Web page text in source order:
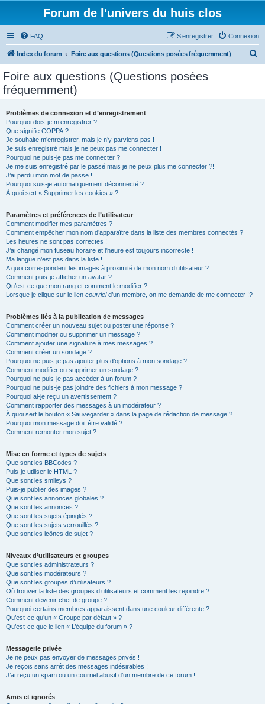
Forum de l'univers du huis clos
FAQ Connexion
S’enregistrer
Index du forum Foire aux questions (Questions posées fréquemment)
Foire aux questions (Questions posées
fréquemment)
Problèmes de connexion et d’enregistrement
Pourquoi dois-je m’enregistrer ?
Que signifie COPPA ?
Je souhaite m’enregistrer, mais je n’y parviens pas !
Je suis enregistré mais je ne peux pas me connecter !
Pourquoi ne puis-je pas me connecter ?
Je me suis enregistré par le passé mais je ne peux plus me connecter ?!
J’ai perdu mon mot de passe !
Pourquoi suis-je automatiquement déconnecté ?
À quoi sert « Supprimer les cookies » ?
Paramètres et préférences de l’utilisateur
Comment modifier mes paramètres ?
Comment empêcher mon nom d’apparaître dans la liste des membres connectés ?
Les heures ne sont pas correctes !
J’ai changé mon fuseau horaire et l’heure est toujours incorrecte !
Ma langue n’est pas dans la liste !
A quoi correspondent les images à proximité de mon nom d’utilisateur ?
Comment puis-je afficher un avatar ?
Qu’est-ce que mon rang et comment le modifier ?
Lorsque je clique sur le lien courrield’un membre, on me demande de me connecter !?
Problèmes liés à la publication de messages
Comment créer un nouveau sujet ou poster une réponse ?
Comment modifier ou supprimer un message ?
Comment ajouter une signature à mes messages ?
Comment créer un sondage ?
Pourquoi ne puis-je pas ajouter plus d’options à mon sondage ?
Comment modifier ou supprimer un sondage ?
Pourquoi ne puis-je pas accéder à un forum ?
Pourquoi ne puis-je pas joindre des fichiers à mon message ?
Pourquoi ai-je reçu un avertissement ?
Comment rapporter des messages à un modérateur ?
À quoi sert le bouton « Sauvegarder » dans la page de rédaction de message ?
Pourquoi mon message doit être validé ?
Comment remonter mon sujet ?
Mise en forme et types de sujets
Que sont les BBCodes ?
Puis-je utiliser le HTML ?
Que sont les smileys ?
Puis-je publier des images ?
Que sont les annonces globales ?
Que sont les annonces ?
Que sont les sujets épinglés ?
Que sont les sujets verrouillés ?
Que sont les icônes de sujet ?
Niveaux d’utilisateurs et groupes
Que sont les administrateurs ?
Que sont les modérateurs ?
Que sont les groupes d’utilisateurs ?
Où trouver la liste des groupes d’utilisateurs et comment les rejoindre ?
Comment devenir chef de groupe ?
Pourquoi certains membres apparaissent dans une couleur différente ?
Qu’est-ce qu’un « Groupe par défaut » ?
Qu’est-ce que le lien « L’équipe du forum » ?
Messagerie privée
Je ne peux pas envoyer de messages privés !
Je reçois sans arrêt des messages indésirables !
J’ai reçu un spam ou un courriel abusif d’un membre de ce forum !
Amis et ignorés